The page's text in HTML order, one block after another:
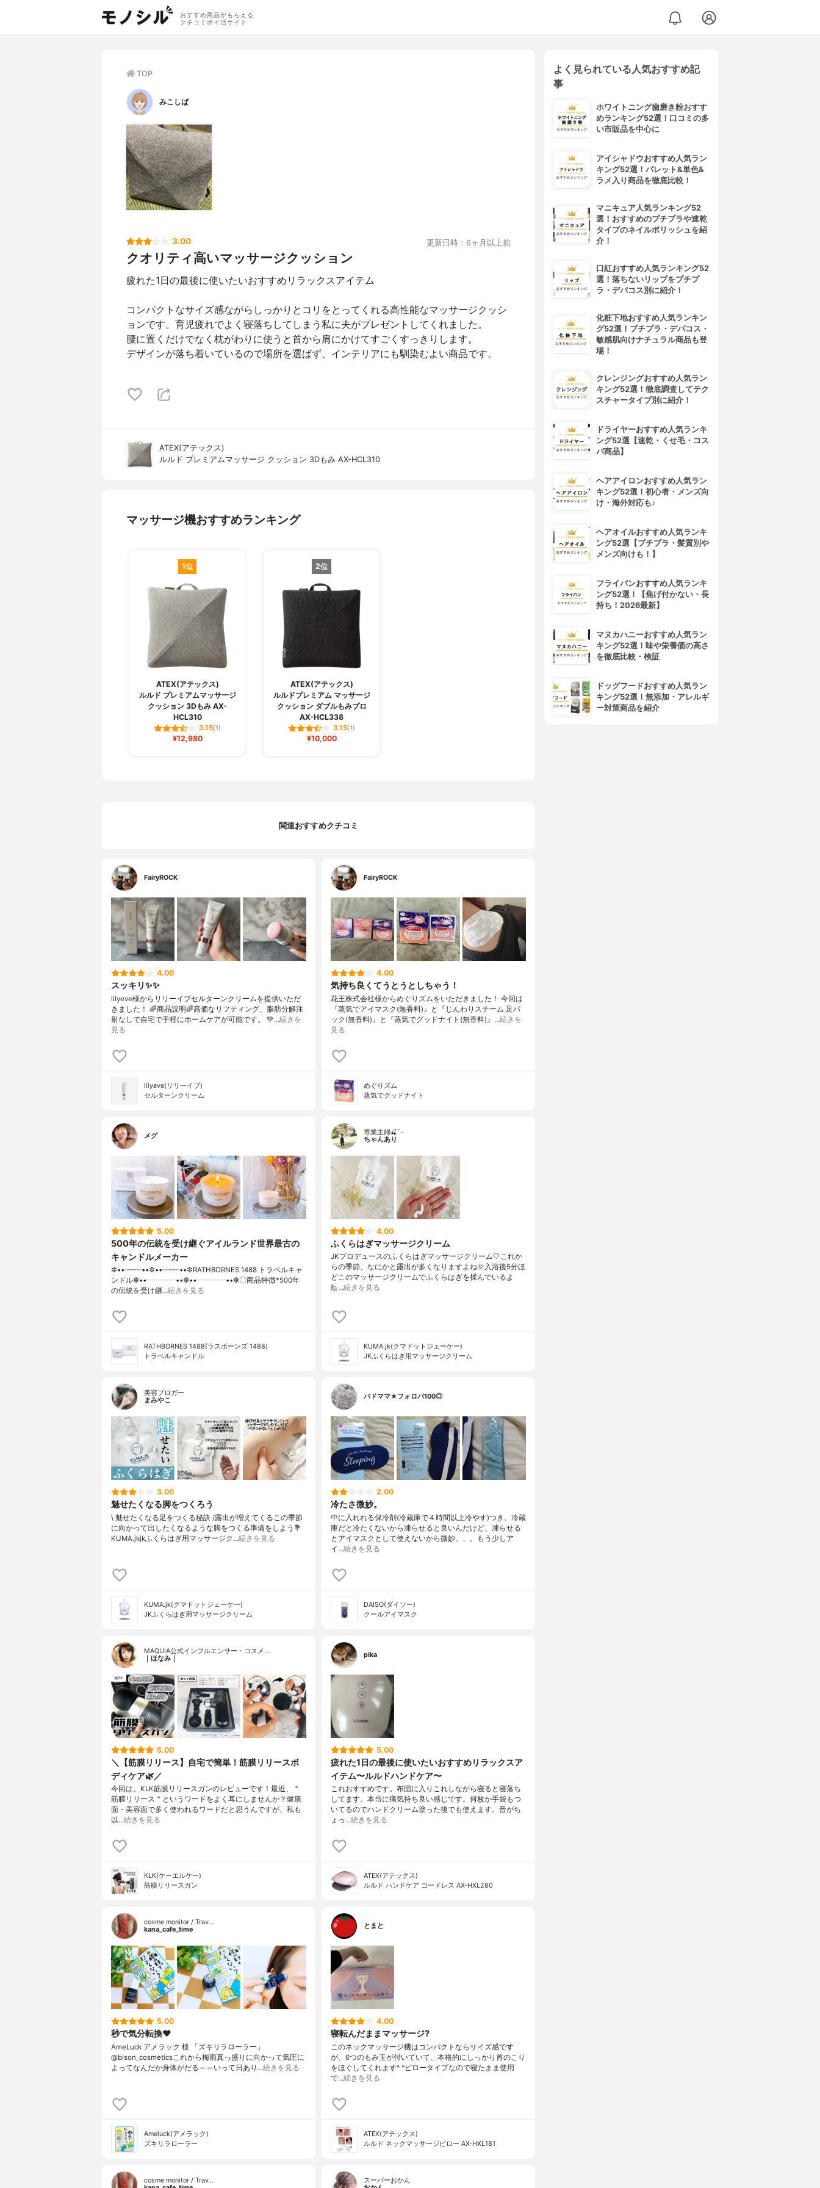
おすすめ商品がもらえる
クチコミポイ活サイト
TOP
みこしば
3.00 更新日時：6ヶ月以上前
クオリティ高いマッサージクッション
疲れた1日の最後に使いたいおすすめリラックスアイテム
コンパクトなサイズ感ながらしっかりとコリをとってくれる高性能なマッサージクッシ
ョンです。育児疲れでよく寝落ちしてしまう私に夫がプレゼントしてくれました。
腰に置くだけでなく枕がわりに使うと首から肩にかけてすごくすっきりします。
デザインが落ち着いているので場所を選ばず、インテリアにも馴染むよい商品です。
ATEX(アテックス)
ルルド プレミアムマッサージ クッション 3Dもみ AX-HCL310
マッサージ機おすすめランキング
1位
ATEX(アテックス)
ルルド プレミアムマッサージ
クッション 3Dもみ AX-
HCL310
3.15(1)
¥12,980
2位
ATEX(アテックス)
ルルドプレミアム マッサージ
クッション ダブルもみプロ
AX-HCL338
3.15(1)
¥10,000
関連おすすめクチコミ
FairyROCK
4.00
スッキリ✨✨
lilyeve様からリリーイブセルターンクリームを提供いただ
きました！ 🌈商品説明🌈高価なリフティング、脂肪分解注
射なしで自宅で手軽にホームケアが可能です。 💚…続きを
見る
lilyeve(リリーイブ)
セルターンクリーム
FairyROCK
4.00
気持ち良くてうとうとしちゃう！
花王株式会社様からめぐりズムをいただきました！ 今回は
『蒸気でアイマスク(無香料)』と『じんわりスチーム 足パ
ック(無香料)』と『蒸気でグッドナイト(無香料)』…続きを
見る
めぐりズム
蒸気でグッドナイト
メグ
5.00
500年の伝統を受け継ぐアイルランド世界最古の
キャンドルメーカー
✼••┈┈┈┈••✼••┈┈┈┈••✼RATHBORNES 1488 トラベルキャ
ンドル✼••┈┈┈┈••✼••┈┈┈┈••✼〇商品特徴*500年
の伝統を受け継…続きを見る
RATHBORNES 1488(ラスボーンズ 1488)
トラベルキャンドル
専業主婦🍒´-
ちゃんあり
4.00
ふくらはぎマッサージクリーム
JKプロデュースのふくらはぎマッサージクリーム🤍これか
らの季節、なにかと露出が多くなりますよね🌞入浴後5分ほ
どこのマッサージクリームでふくらはぎを揉んでいるよ
🙋…続きを見る
KUMA.jk(クマドットジェーケー)
JKふくらはぎ用マッサージクリーム
美容ブロガー
まみやこ
3.00
魅せたくなる脚をつくろう
\ 魅せたくなる足をつくる秘訣 /⁡⁡露出が増えてくるこの季節
に向かって出したくなるような脚をつくる準備をしよう⁡⁡💐
KUMA.jkjkふくらはぎ用マッサージク…続きを見る
KUMA.jk(クマドットジェーケー)
JKふくらはぎ用マッサージクリーム
バドママ★フォロバ100◎
2.00
冷たさ微妙。
中に入れれる保冷剤(冷蔵庫で４時間以上冷やす)つき。冷蔵
庫だと冷たくないから凍らせると良いんだけど、凍らせる
とアイマスクとして使えないから微妙、、。もう少しア
イ…続きを見る
DAISO(ダイソー)
クールアイマスク
MAQUIA公式インフルエンサー・コスメ…
｜ほなみ｜
5.00
＼【筋膜リリース】自宅で簡単！筋膜リリースボ
ディケア🌿／
今回は、KLK筋膜リリースガンのレビューです！最近、＂
筋膜リリース＂というワードをよく耳にしませんか？健康
面・美容面で多く使われるワードだと思うんですが、私も
以…続きを見る
KLK(ケーエルケー)
筋膜リリースガン
pika
5.00
疲れた1日の最後に使いたいおすすめリラックスア
イテム〜ルルドハンドケア〜
これおすすめです。布団に入りこれしながら寝ると寝落ち
してます。本当に痛気持ち良い感じです。何枚か手袋もつ
いてるのでハンドクリーム塗った後でも使えます。音がち
ょっ…続きを見る
ATEX(アテックス)
ルルド ハンドケア コードレス AX-HXL280
cosme monitor / Trav…
kana_cafe_time
5.00
秒で気分転換❤️
AmeLuck アメラック 様 「ズキリラローラー」
@bison_cosmeticsこれから梅雨真っ盛りに向かって気圧に
よってなんだか身体がだる～～いって日あり…続きを見る
Ameluck(アメラック)
ズキリラローラー
とまと
4.00
寝転んだままマッサージ?
このネックマッサージ機はコンパクトならサイズ感です
が、6つのもみ玉が付いていて、本格的にしっかり首のこり
をほぐしてくれます^ ^ピロータイプなので寝たまま使用
で…続きを見る
ATEX(アテックス)
ルルド ネックマッサージピロー AX-HXL181
cosme monitor / Trav…
スーパーおかん
よく見られている人気おすすめ記
事
ホワイトニング歯磨き粉おすす
めランキング52選！口コミの多
い市販品を中心に
アイシャドウおすすめ人気ラン
キング52選！パレット&単色&
ラメ入り商品を徹底比較！
マニキュア人気ランキング52
選！おすすめのプチプラや速乾
タイプのネイルポリッシュを紹
介！
口紅おすすめ人気ランキング52
選！落ちないリップをプチプ
ラ・デパコス別に紹介！
化粧下地おすすめ人気ランキン
グ52選！プチプラ・デパコス・
敏感肌向けナチュラル商品も登
場！
クレンジングおすすめ人気ラン
キング52選！徹底調査してテク
スチャータイプ別に紹介！
ドライヤーおすすめ人気ランキ
ング52選【速乾・くせ毛・コス
パ商品】
ヘアアイロンおすすめ人気ラン
キング52選！初心者・メンズ向
け・海外対応も♪
ヘアオイルおすすめ人気ランキ
ング52選【プチプラ・髪質別や
メンズ向けも！】
フライパンおすすめ人気ランキ
ング52選！【焦げ付かない・長
持ち！2026最新】
マヌカハニーおすすめ人気ラン
キング52選！味や栄養価の高さ
を徹底比較・検証
ドッグフードおすすめ人気ラン
キング52選！無添加・アレルギ
ー対策商品を紹介